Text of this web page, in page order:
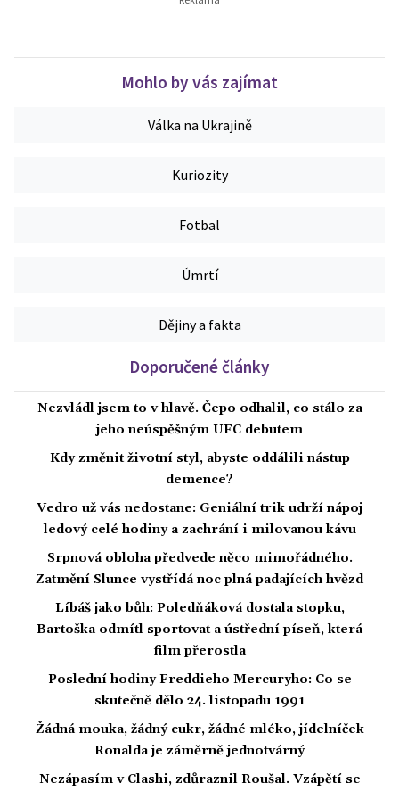
Mohlo by vás zajímat
Válka na Ukrajině
Kuriozity
Fotbal
Úmrtí
Dějiny a fakta
Doporučené články
Nezvládl jsem to v hlavě. Čepo odhalil, co stálo za
jeho neúspěšným UFC debutem
Kdy změnit životní styl, abyste oddálili nástup
demence?
Vedro už vás nedostane: Geniální trik udrží nápoj
ledový celé hodiny a zachrání i milovanou kávu
Srpnová obloha předvede něco mimořádného.
Zatmění Slunce vystřídá noc plná padajících hvězd
Líbáš jako bůh: Poledňáková dostala stopku,
Bartoška odmítl sportovat a ústřední píseň, která
film přerostla
Poslední hodiny Freddieho Mercuryho: Co se
skutečně dělo 24. listopadu 1991
Žádná mouka, žádný cukr, žádné mléko, jídelníček
Ronalda je záměrně jednotvárný
Nezápasím v Clashi, zdůraznil Roušal. Vzápětí se